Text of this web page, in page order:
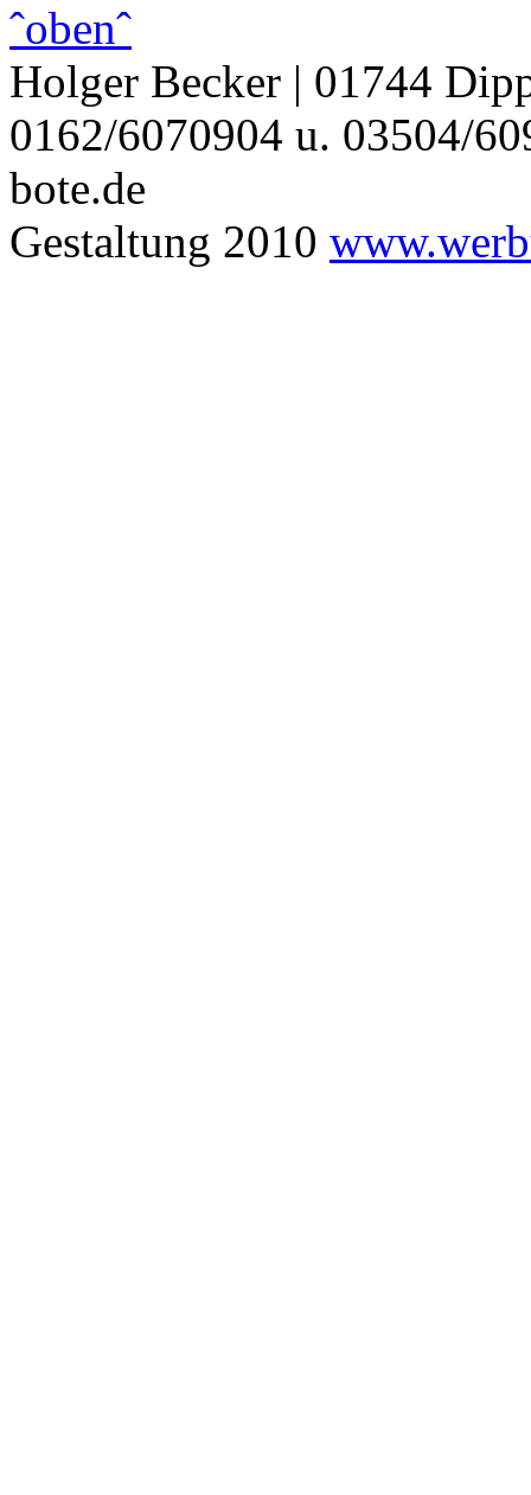
ˆobenˆ
Holger Becker | 01744
0162/6070904 u. 03504/
bote.de
Gestaltung 2010